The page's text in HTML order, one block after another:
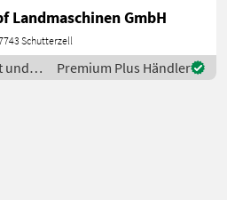
5-reihig,
7-reihig
Elemente
Parallelogramm, jedes
Landmaschinen GmbH
Schutterzell
und
/
Premium Plus Händler